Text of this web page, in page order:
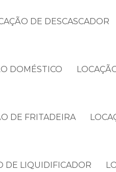
DE DESCASCADOR
DOMÉSTICO
DE FRITADEIRA
DE LIQUIDIFICADOR